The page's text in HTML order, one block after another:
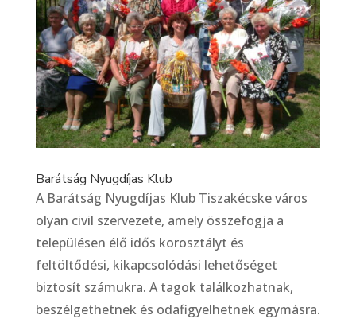
Barátság Nyugdíjas Klub
A Barátság Nyugdíjas Klub Tiszakécske város
olyan civil szervezete, amely összefogja a
településen élő idős korosztályt és
feltöltődési, kikapcsolódási lehetőséget
biztosít számukra. A tagok találkozhatnak,
beszélgethetnek és odafigyelhetnek egymásra.